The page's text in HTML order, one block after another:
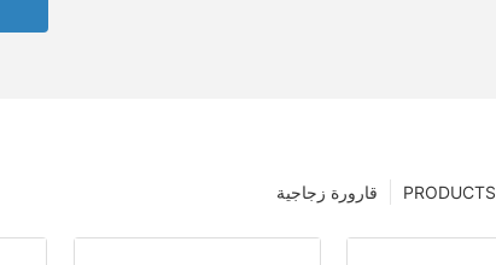
PRODUCTS قارورة زجاجية